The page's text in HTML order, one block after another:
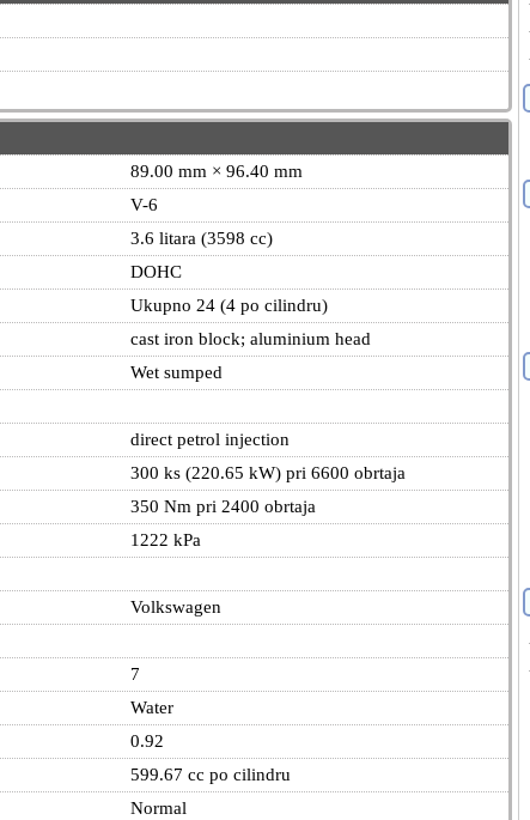
89.00 mm × 96.40 mm
V-6
3.6 litara (3598 cc)
DOHC
Ukupno 24 (4 po cilindru)
cast iron block; aluminium head
Wet sumped
direct petrol injection
300 ks (220.65 kW) pri 6600 obrtaja
350 Nm pri 2400 obrtaja
1222 kPa
Volkswagen
7
Water
0.92
599.67 cc po cilindru
Normal